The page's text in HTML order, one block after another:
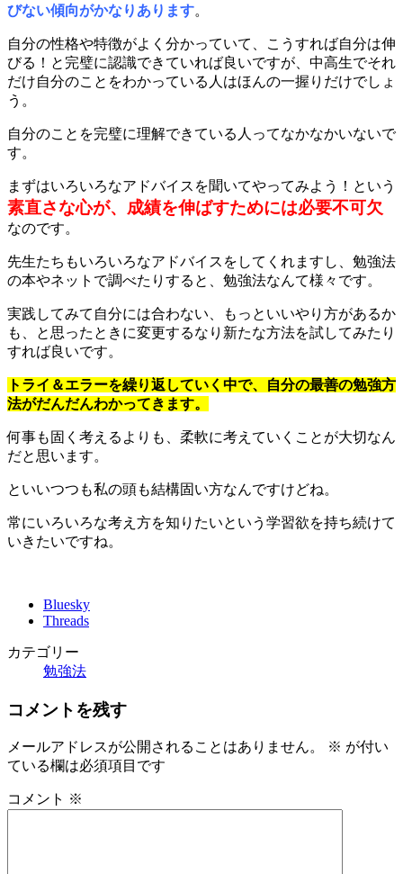
びない傾向がかなりあります。
自分の性格や特徴がよく分かっていて、こうすれば自分は伸
びる！と完璧に認識できていれば良いですが、中高生でそれ
だけ自分のことをわかっている人はほんの一握りだけでしょ
う。
自分のことを完璧に理解できている人ってなかなかいないで
す。
まずはいろいろなアドバイスを聞いてやってみよう！という
素直さな心が、成績を伸ばすためには必要不可欠
なのです。
先生たちもいろいろなアドバイスをしてくれますし、勉強法
の本やネットで調べたりすると、勉強法なんて様々です。
実践してみて自分には合わない、もっといいやり方があるか
も、と思ったときに変更するなり新たな方法を試してみたり
すれば良いです。
トライ＆エラーを繰り返していく中で、自分の最善の勉強方
法がだんだんわかってきます。
何事も固く考えるよりも、柔軟に考えていくことが大切なん
だと思います。
といいつつも私の頭も結構固い方なんですけどね。
常にいろいろな考え方を知りたいという学習欲を持ち続けて
いきたいですね。
Bluesky
Threads
カテゴリー
勉強法
コメントを残す
メールアドレスが公開されることはありません。 ※ が付い
ている欄は必須項目です
コメント ※